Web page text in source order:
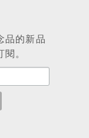
品的新品
。